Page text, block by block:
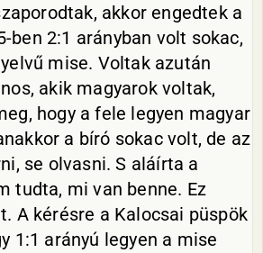
akkor engedtek a
ben 2:1 arányban volt sokac,
mise. Voltak azután
akik magyarok voltak,
hogy a fele legyen magyar
a bíró sokac volt, de az
se olvasni. S aláírta a
tudta, mi van benne. Ez
A kérésre a Kalocsai püspök
1:1 arányú legyen a mise